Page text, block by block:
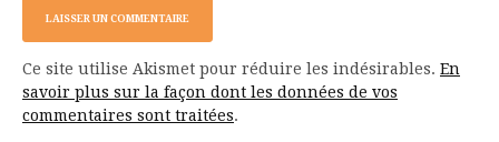
Ce site utilise Akismet pour réduire les indésirables. En
savoir plus sur la façon dont les données de vos
commentaires sont traitées.